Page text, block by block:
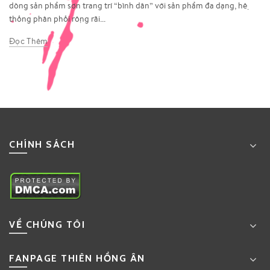
dòng sản phẩm sơn trang trí “bình dân” với sản phẩm đa dạng, hệ
thống phân phối rộng rãi...
Đọc Thêm
CHÍNH SÁCH
VỀ CHÚNG TÔI
FANPAGE THIÊN HỒNG ÂN